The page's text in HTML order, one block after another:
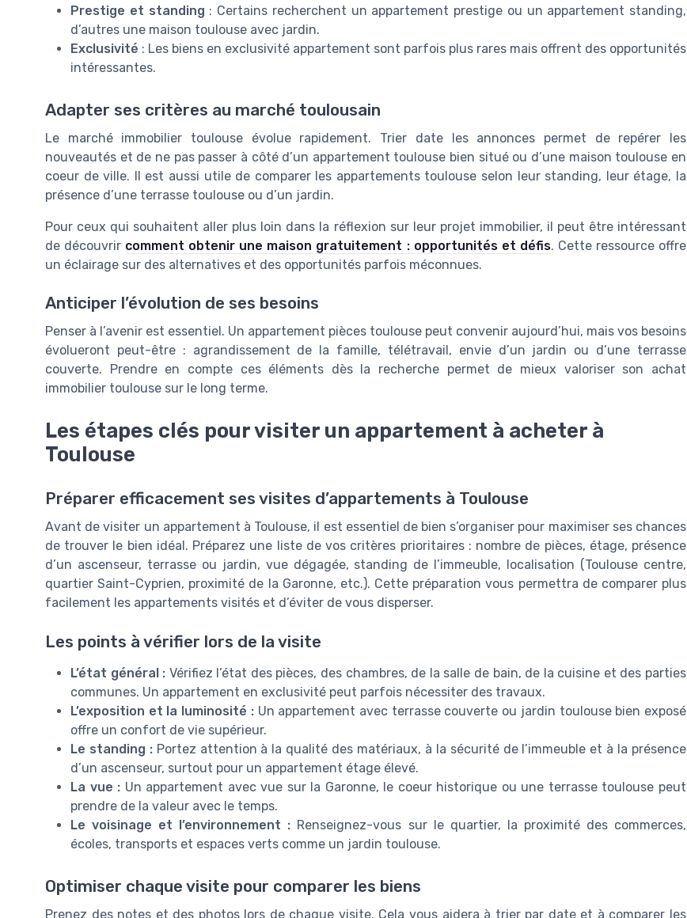
Prestige et standing : Certains recherchent un appartement prestige ou un appartement standing,
d’autres une maison toulouse avec jardin.
Exclusivité : Les biens en exclusivité appartement sont parfois plus rares mais offrent des opportunités
intéressantes.
Adapter ses critères au marché toulousain
Le marché immobilier toulouse évolue rapidement. Trier date les annonces permet de repérer les
nouveautés et de ne pas passer à côté d’un appartement toulouse bien situé ou d’une maison toulouse en
coeur de ville. Il est aussi utile de comparer les appartements toulouse selon leur standing, leur étage, la
présence d’une terrasse toulouse ou d’un jardin.
Pour ceux qui souhaitent aller plus loin dans la réflexion sur leur projet immobilier, il peut être intéressant
de découvrir comment obtenir une maison gratuitement : opportunités et défis. Cette ressource offre
un éclairage sur des alternatives et des opportunités parfois méconnues.
Anticiper l’évolution de ses besoins
Penser à l’avenir est essentiel. Un appartement pièces toulouse peut convenir aujourd’hui, mais vos besoins
évolueront peut-être : agrandissement de la famille, télétravail, envie d’un jardin ou d’une terrasse
couverte. Prendre en compte ces éléments dès la recherche permet de mieux valoriser son achat
immobilier toulouse sur le long terme.
Les étapes clés pour visiter un appartement à acheter à
Toulouse
Préparer efficacement ses visites d’appartements à Toulouse
Avant de visiter un appartement à Toulouse, il est essentiel de bien s’organiser pour maximiser ses chances
de trouver le bien idéal. Préparez une liste de vos critères prioritaires : nombre de pièces, étage, présence
d’un ascenseur, terrasse ou jardin, vue dégagée, standing de l’immeuble, localisation (Toulouse centre,
quartier Saint-Cyprien, proximité de la Garonne, etc.). Cette préparation vous permettra de comparer plus
facilement les appartements visités et d’éviter de vous disperser.
Les points à vérifier lors de la visite
L’état général : Vérifiez l’état des pièces, des chambres, de la salle de bain, de la cuisine et des parties
communes. Un appartement en exclusivité peut parfois nécessiter des travaux.
L’exposition et la luminosité :Un appartement avec terrasse couverte ou jardin toulouse bien exposé
offre un confort de vie supérieur.
Le standing :Portez attention à la qualité des matériaux, à la sécurité de l’immeuble et à la présence
d’un ascenseur, surtout pour un appartement étage élevé.
La vue : Un appartement avec vue sur la Garonne, le coeur historique ou une terrasse toulouse peut
prendre de la valeur avec le temps.
Le voisinage et l’environnement : Renseignez-vous sur le quartier, la proximité des commerces,
écoles, transports et espaces verts comme un jardin toulouse.
Optimiser chaque visite pour comparer les biens
Prenez des notes et des photos lors de chaque visite. Cela vous aidera à trier par date et à comparer les